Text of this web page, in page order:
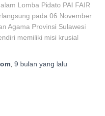
Lomba Pidato PAI FAIR
pada 06 November
Agama Provinsi Sulawesi
memiliki misi krusial
9 bulan yang lalu